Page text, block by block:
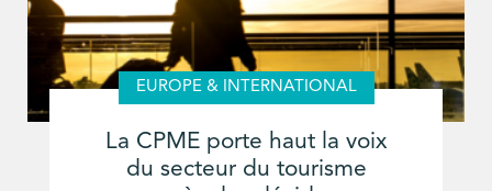
EUROPE & INTERNATIONAL
La CPME porte haut la voix
du secteur du tourisme